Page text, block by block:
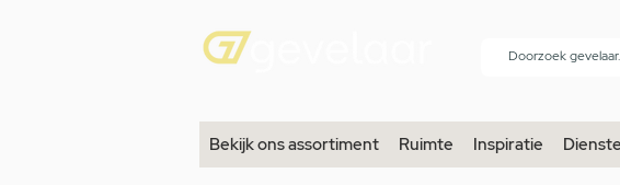
menu
Bekijk ons assortiment Ruimte Inspiratie